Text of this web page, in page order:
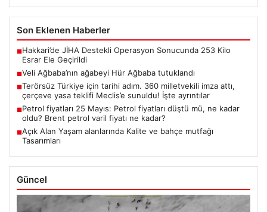
Son Eklenen Haberler
■Hakkari’de JİHA Destekli Operasyon Sonucunda 253 Kilo
Esrar Ele Geçirildi
■Veli Ağbaba’nın ağabeyi Hür Ağbaba tutuklandı
■Terörsüz Türkiye için tarihi adım. 360 milletvekili imza attı,
çerçeve yasa teklifi Meclis’e sunuldu! İşte ayrıntılar
■Petrol fiyatları 25 Mayıs: Petrol fiyatları düştü mü, ne kadar
oldu? Brent petrol varil fiyatı ne kadar?
■Açık Alan Yaşam alanlarında Kalite ve bahçe mutfağı
Tasarımları
Güncel